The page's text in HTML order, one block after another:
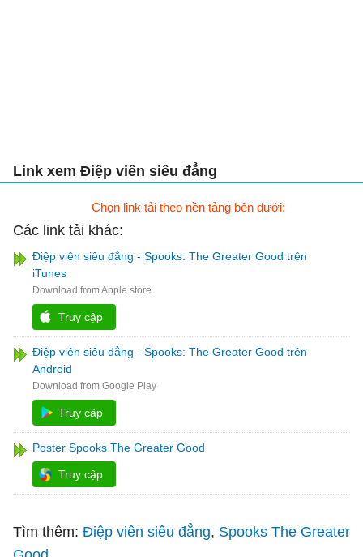
Link xem Điệp viên siêu đẳng
Chọn link tải theo nền tảng bên dưới:
Các link tải khác:
Điệp viên siêu đẳng - Spooks: The Greater Good trên
iTunes
Truy cập
Điệp viên siêu đẳng - Spooks: The Greater Good trên
Android
Truy cập
Poster Spooks The Greater Good
Truy cập
Tìm thêm: Điệp viên siêu đẳng Spooks The Greater